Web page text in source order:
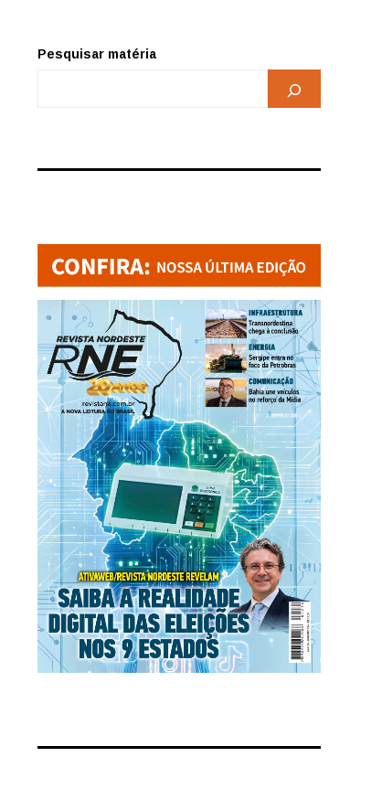
Pesquisar matéria